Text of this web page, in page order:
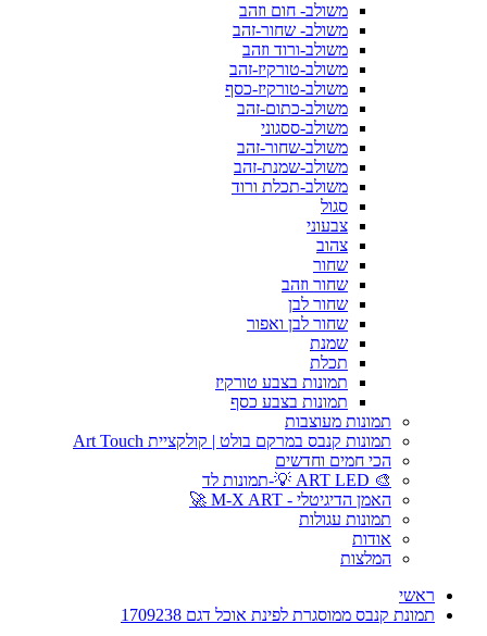
משולב- חום וזהב
משולב- שחור-זהב
משולב-ורוד וזהב
משולב-טורקיז-זהב
משולב-טורקיז-כסף
משולב-כתום-זהב
משולב-ססגוני
משולב-שחור-זהב
משולב-שמנת-זהב
משולב-תכלת ורוד
סגול
צבעוני
צהוב
שחור
שחור וזהב
שחור לבן
שחור לבן ואפור
שמנת
תכלת
תמונות בצבע טורקיז
תמונות בצבע כסף
תמונות מעוצבות
תמונות קנבס במרקם בולט | קולקציית Art Touch
הכי חמים וחדשים
🎨 ART LED 💡-תמונות לד
האמן הדיגיטלי - M-X ART 🚀
תמונות עגולות
אודות
המלצות
ראשי
תמונת קנבס ממוסגרת לפינת אוכל דגם 1709238